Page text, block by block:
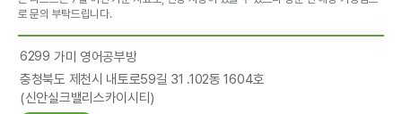
로 문의 부탁드립니다.
6299 가미 영어공부방
충청북도 제천시 내토로59길 31 .102동 1604호
(신안실크밸리스카이시티)